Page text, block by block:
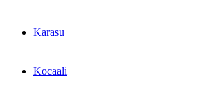
Karasu
Kocaali